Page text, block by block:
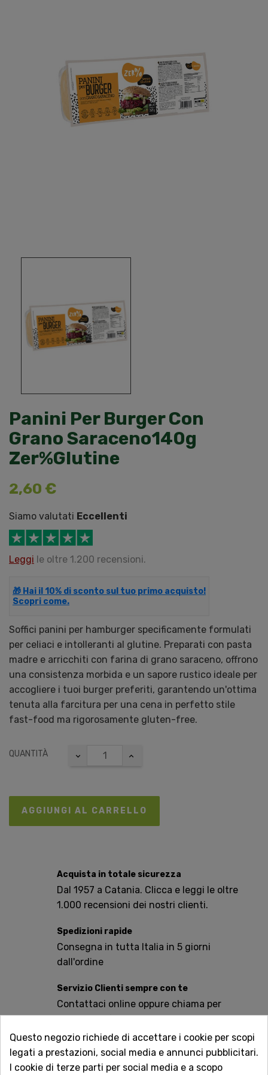
Panini Per Burger Con
Grano Saraceno140g
Zer%Glutine
2,60 €
Siamo valutati Eccellenti
Leggi le oltre 1.200 recensioni.
🎁 Hai il 10% di sconto sul tuo primo acquisto!
Scopri come.
Soffici panini per hamburger specificamente formulati
per celiaci e intolleranti al glutine. Preparati con pasta
madre e arricchiti con farina di grano saraceno, offrono
una consistenza morbida e un sapore rustico ideale per
accogliere i tuoi burger preferiti, garantendo un'ottima
tenuta alla farcitura per una cena in perfetto stile
fast-food ma rigorosamente gluten-free.
QUANTITÀ
AGGIUNGI AL CARRELLO
Acquista in totale sicurezza
Dal 1957 a Catania. Clicca e leggi le oltre
1.000 recensioni dei nostri clienti.
Spedizioni rapide
Consegna in tutta Italia in 5 giorni
dall'ordine
Servizio Clienti sempre con te
Contattaci online oppure chiama per
qualsiasi informazione.
Ingredienti: acqua, amido di mais, lievito da pasta
madre 16% (farina di riso, acqua), farina di grano
Questo negozio richiede di accettare i cookie per scopi
legati a prestazioni, social media e annunci pubblicitari.
I cookie di terze parti per social media e a scopo